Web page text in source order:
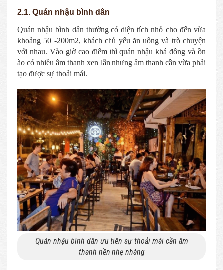
2.1. Quán nhậu bình dân
Quán nhậu bình dân thường có diện tích nhỏ cho đến vừa
khoảng 50 -200m2, khách chủ yếu ăn uống và trò chuyện
với nhau. Vào giờ cao điểm thì quán nhậu khá đông và ồn
ào có nhiều âm thanh xen lẫn nhưng âm thanh cần vừa phải
tạo được sự thoải mái.
Quán nhậu bình dân ưu tiên sự thoải mái cần âm
thanh nền nhẹ nhàng